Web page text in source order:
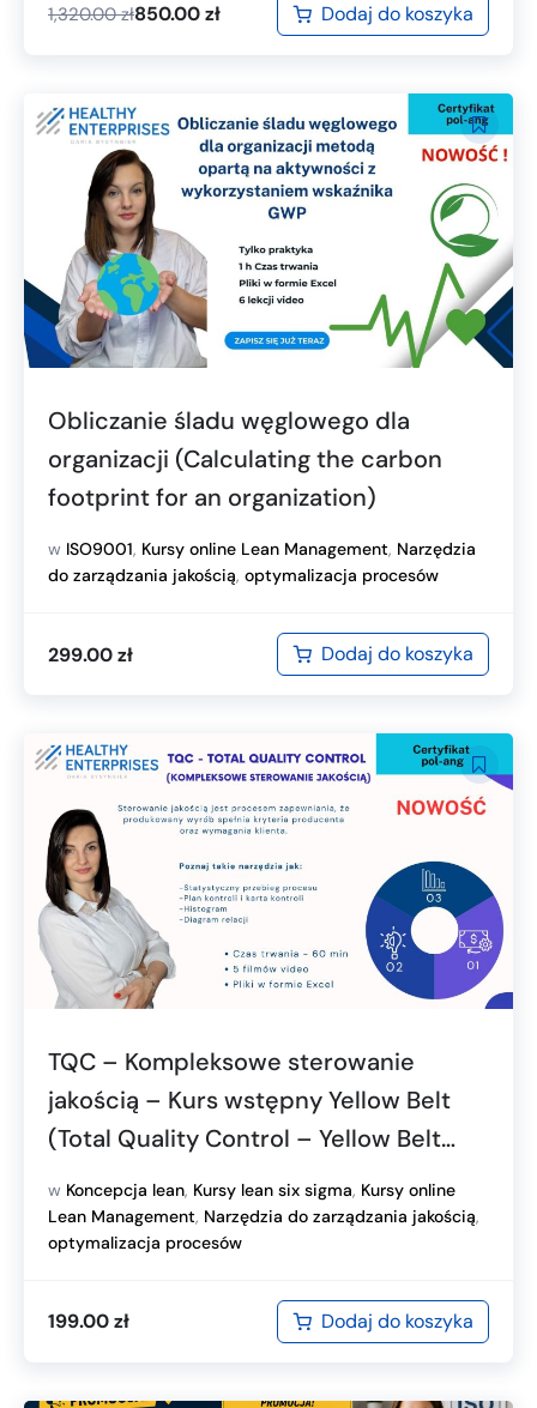
1,320.00zł850.00zł Dodaj do koszyka
Obliczanie śladu węglowego dla
organizacji (Calculating the carbon
footprint for an organization)
w ISO9001, Kursy online Lean Management, Narzędzia
do zarządzania jakością, optymalizacja procesów
299.00zł Dodaj do koszyka
TQC – Kompleksowe sterowanie
jakością – Kurs wstępny Yellow Belt
(Total Quality Control – Yellow Belt
introductory course)
w Koncepcja lean, Kursy lean six sigma, Kursy online
Lean Management, Narzędzia do zarządzania jakością,
optymalizacja procesów
199.00zł Dodaj do koszyka